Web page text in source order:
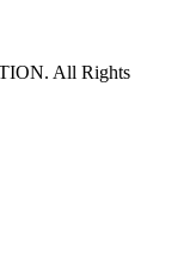
All Rights